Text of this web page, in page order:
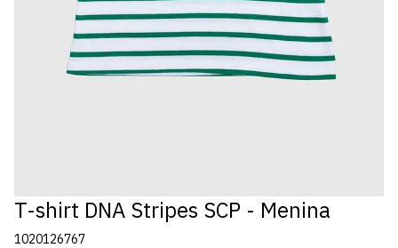
T-shirt DNA Stripes SCP - Menina
1020126767